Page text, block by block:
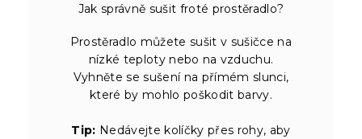
Jak správně sušit froté prostěradlo?
Prostěradlo můžete sušit v sušičce na
nízké teploty nebo na vzduchu.
Vyhněte se sušení na přímém slunci,
které by mohlo poškodit barvy.
Tip: Nedávejte kolíčky přes rohy, aby